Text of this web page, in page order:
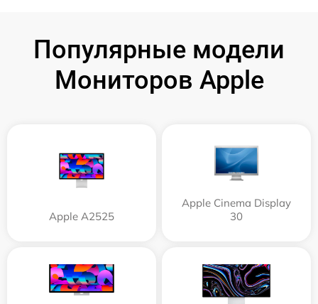
Популярные модели
Мониторов Apple
Apple А2525
Apple Cinema Display
30